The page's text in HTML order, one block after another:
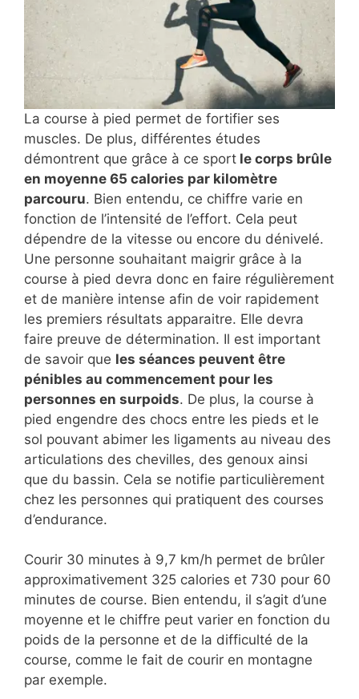
La course à pied permet de fortifier ses
muscles. De plus, différentes études
démontrent que grâce à ce sport le corps brûle
en moyenne 65 calories par kilomètre
parcouru. Bien entendu, ce chiffre varie en
fonction de l’intensité de l’effort. Cela peut
dépendre de la vitesse ou encore du dénivelé.
Une personne souhaitant maigrir grâce à la
course à pied devra donc en faire régulièrement
et de manière intense afin de voir rapidement
les premiers résultats apparaitre. Elle devra
faire preuve de détermination. Il est important
de savoir que les séances peuvent être
pénibles au commencement pour les
personnes en surpoids. De plus, la course à
pied engendre des chocs entre les pieds et le
sol pouvant abimer les ligaments au niveau des
articulations des chevilles, des genoux ainsi
que du bassin. Cela se notifie particulièrement
chez les personnes qui pratiquent des courses
d’endurance.
Courir 30 minutes à 9,7 km/h permet de brûler
approximativement 325 calories et 730 pour 60
minutes de course. Bien entendu, il s’agit d’une
moyenne et le chiffre peut varier en fonction du
poids de la personne et de la difficulté de la
course, comme le fait de courir en montagne
par exemple.